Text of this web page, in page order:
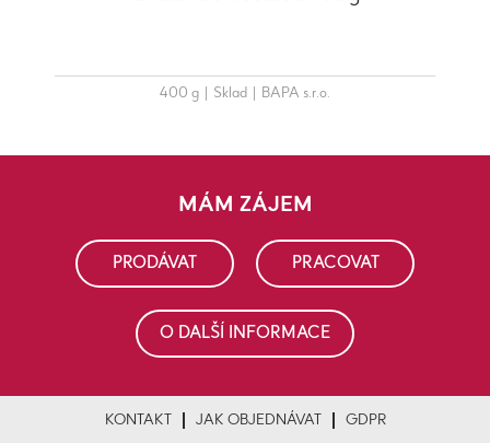
400 g Sklad BAPA s.r.o.
MÁM ZÁJEM
PRODÁVAT PRACOVAT
O DALŠÍ INFORMACE
KONTAKT JAK OBJEDNÁVAT GDPR